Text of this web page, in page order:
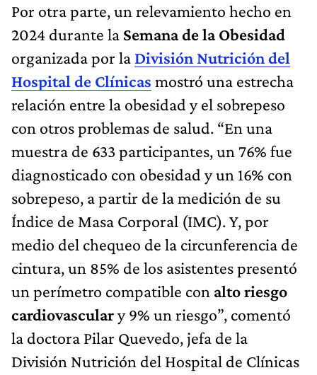
Por otra parte, un relevamiento hecho en
2024 durante la Semana de la Obesidad
organizada por la División Nutrición del
Hospital de Clínicas mostró una estrecha
relación entre la obesidad y el sobrepeso
con otros problemas de salud. “En una
muestra de 633 participantes, un 76% fue
diagnosticado con obesidad y un 16% con
sobrepeso, a partir de la medición de su
Índice de Masa Corporal (IMC). Y, por
medio del chequeo de la circunferencia de
cintura, un 85% de los asistentes presentó
un perímetro compatible con alto riesgo
cardiovasculary 9% un riesgo”, comentó
la doctora Pilar Quevedo, jefa de la
División Nutrición del Hospital de Clínicas